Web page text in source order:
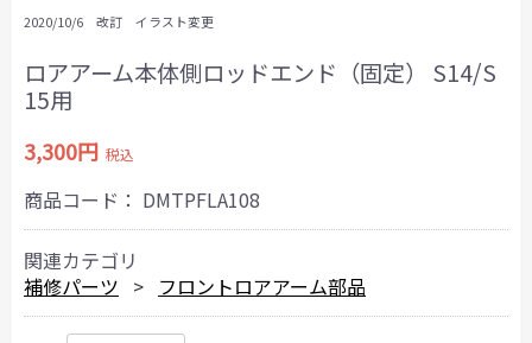
2020/10/6 改訂 イラスト変更
ロアアーム本体側ロッドエンド（固定） S14/S
15用
3,300円 税込
商品コード： DMTPFLA108
関連カテゴリ
補修パーツ
フロントロアアーム部品